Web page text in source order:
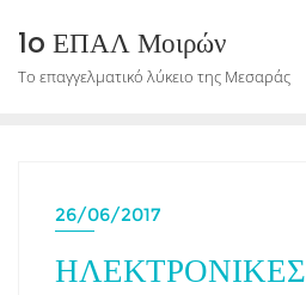
content
1o ΕΠΑΛ Μοιρών
Το επαγγελματικό λύκειο της Μεσαράς
26/06/2017
ΗΛΕΚΤΡΟΝΙΚΕΣ